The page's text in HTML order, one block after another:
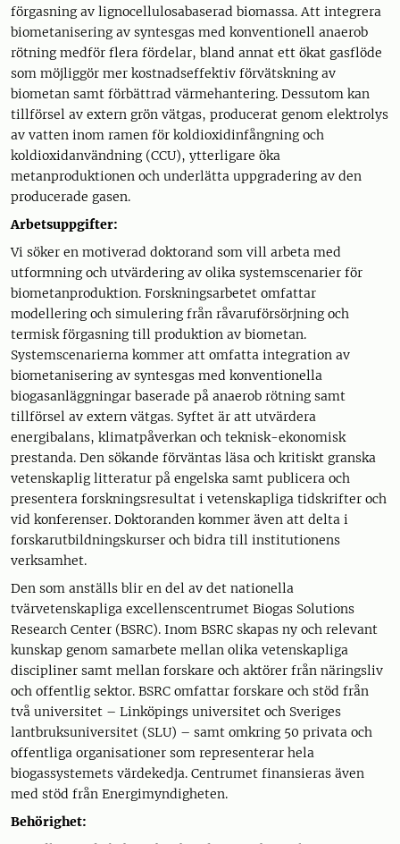
förgasning av lignocellulosabaserad biomassa. Att integrera
biometanisering av syntesgas med konventionell anaerob
rötning medför flera fördelar, bland annat ett ökat gasflöde
som möjliggör mer kostnadseffektiv förvätskning av
biometan samt förbättrad värmehantering. Dessutom kan
tillförsel av extern grön vätgas, producerat genom elektrolys
av vatten inom ramen för koldioxidinfångning och
koldioxidanvändning (CCU), ytterligare öka
metanproduktionen och underlätta uppgradering av den
producerade gasen.
Arbetsuppgifter:
Vi söker en motiverad doktorand som vill arbeta med
utformning och utvärdering av olika systemscenarier för
biometanproduktion. Forskningsarbetet omfattar
modellering och simulering från råvaruförsörjning och
termisk förgasning till produktion av biometan.
Systemscenarierna kommer att omfatta integration av
biometanisering av syntesgas med konventionella
biogasanläggningar baserade på anaerob rötning samt
tillförsel av extern vätgas. Syftet är att utvärdera
energibalans, klimatpåverkan och teknisk-ekonomisk
prestanda. Den sökande förväntas läsa och kritiskt granska
vetenskaplig litteratur på engelska samt publicera och
presentera forskningsresultat i vetenskapliga tidskrifter och
vid konferenser. Doktoranden kommer även att delta i
forskarutbildningskurser och bidra till institutionens
verksamhet.
Den som anställs blir en del av det nationella
tvärvetenskapliga excellenscentrumet Biogas Solutions
Research Center (BSRC). Inom BSRC skapas ny och relevant
kunskap genom samarbete mellan olika vetenskapliga
discipliner samt mellan forskare och aktörer från näringsliv
och offentlig sektor. BSRC omfattar forskare och stöd från
två universitet – Linköpings universitet och Sveriges
lantbruksuniversitet (SLU) – samt omkring 50 privata och
offentliga organisationer som representerar hela
biogassystemets värdekedja. Centrumet finansieras även
med stöd från Energimyndigheten.
Behörighet: